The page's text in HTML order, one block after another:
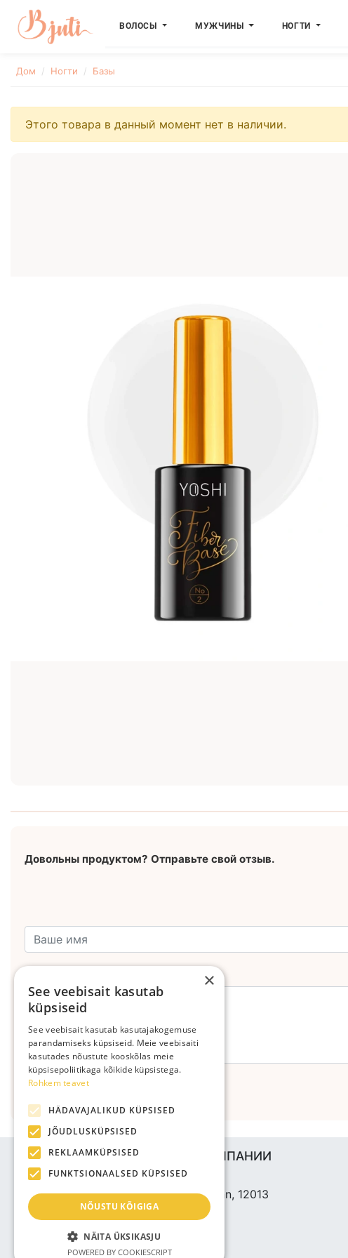
ВОЛОСЫ МУЖЧИНЫ НОГТИ
Дом Ногти Базы
Этого товара в данный момент нет в наличии.
Довольны продуктом? Отправьте свой отзыв.
Отправить
ИНФОРМАЦИЯ О КОМПАНИИ
Bjuti Kaubandus OÜ
Vabaõhukooli tee 4, Tallinn, 12013
Reg nr: 14690362
Телефон: +3725143691
×
See veebisait kasutab
küpsiseid
See veebisait kasutab kasutajakogemuse
parandamiseks küpsiseid. Meie veebisaiti
kasutades nõustute kooskõlas meie
küpsisepoliitikaga kõikide küpsistega.
Rohkem teavet
HÄDAVAJALIKUD KÜPSISED
JÕUDLUSKÜPSISED
REKLAAMKÜPSISED
FUNKTSIONAALSED KÜPSISED
NÕUSTU KÕIGIGA
NÄITA ÜKSIKASJU
POWERED BY COOKIESCRIPT